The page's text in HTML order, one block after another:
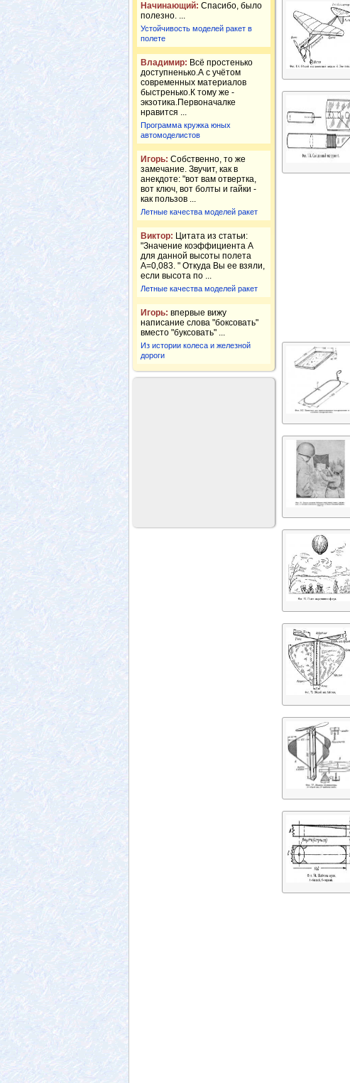
Начинающий: Спасибо, было
полезно. ...
Устойчивость моделей ракет в
полете
Владимир: Всё простенько
доступненько.А с учётом
современных материалов
быстренько.К тому же -
экзотика.Первоначалке
нравится ...
Программа кружка юных
автомоделистов
Игорь: Собственно, то же
замечание. Звучит, как в
анекдоте: "вот вам отвертка,
вот ключ, вот болты и гайки -
как пользов ...
Летные качества моделей ракет
Виктор: Цитата из статьи:
"Значение коэффициента А
для данной высоты полета
А=0,083. " Откуда Вы ее взяли,
если высота по ...
Летные качества моделей ракет
Игорь: впервые вижу
написание слова "боксовать"
вместо "буксовать" ...
Из истории колеса и железной
дороги